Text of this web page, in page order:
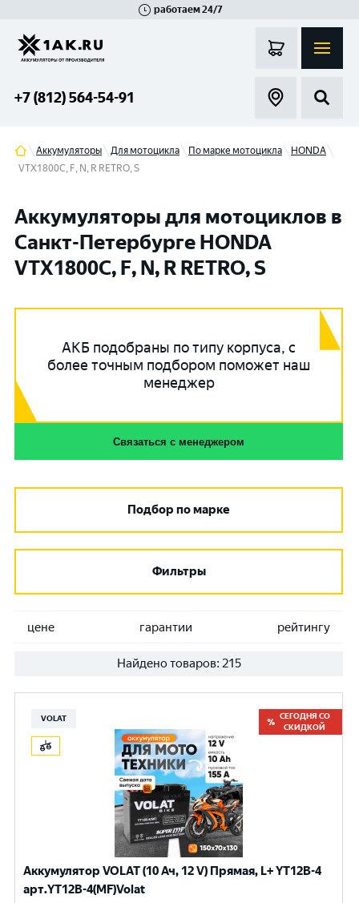
работаем 24/7
+7 (812) 564-54-91
Аккумуляторы Для мотоцикла По марке мотоцикла
HONDA
VTX1800C, F, N, R RETRO, S
Аккумуляторы для мотоциклов в
Санкт-Петербурге HONDA
VTX1800C, F, N, R RETRO, S
АКБ подобраны по типу корпуса, с
более точным подбором поможет наш
менеджер
Связаться с менеджером
Подбор по марке
Фильтры
цене гарантии рейтингу
Найдено товаров: 215
VOLAT
СЕГОДНЯ СО
СКИДКОЙ
Аккумулятор VOLAT (10 Ач, 12 V) Прямая, L+ YT12B-4
арт.YT12B-4(MF)Volat
Гатчина